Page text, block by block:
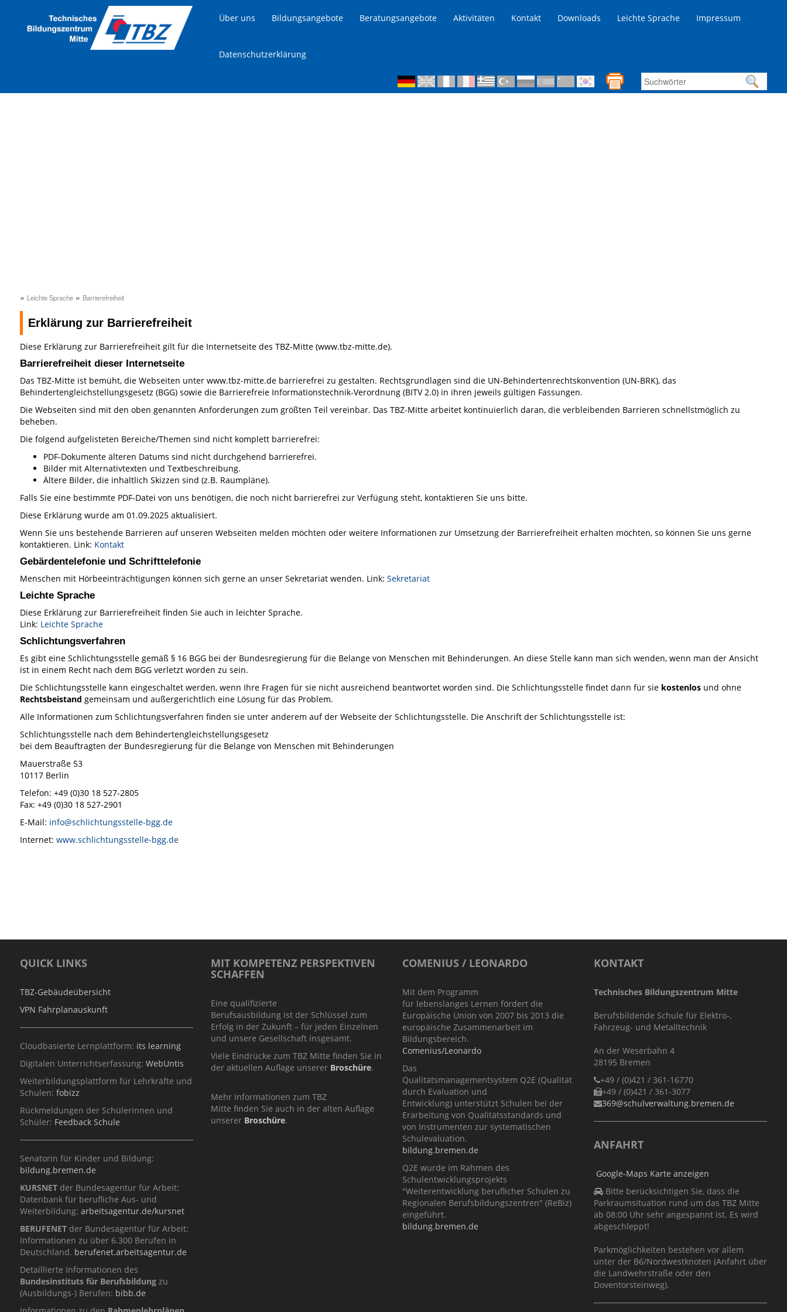
Über uns Bildungsangebote Beratungsangebote Aktivitäten Kontakt Downloads Leichte Sprache Impressum
Datenschutzerklärung
» Leichte Sprache» Barrierefreiheit
Erklärung zur Barrierefreiheit
Diese Erklärung zur Barrierefreiheit gilt für die Internetseite des TBZ-Mitte (www.tbz-mitte.de).
Barrierefreiheit dieser Internetseite
Das TBZ-Mitte ist bemüht, die Webseiten unter www.tbz-mitte.de barrierefrei zu gestalten. Rechtsgrundlagen sind die UN-Behindertenrechtskonvention (UN-BRK), das
Behindertengleichstellungsgesetz (BGG) sowie die Barrierefreie Informationstechnik-Verordnung (BITV 2.0) in ihren jeweils gültigen Fassungen.
Die Webseiten sind mit den oben genannten Anforderungen zum größten Teil vereinbar. Das TBZ-Mitte arbeitet kontinuierlich daran, die verbleibenden Barrieren schnellstmöglich zu
beheben.
Die folgend aufgelisteten Bereiche/Themen sind nicht komplett barrierefrei:
PDF-Dokumente älteren Datums sind nicht durchgehend barrierefrei.
Bilder mit Alternativtexten und Textbeschreibung.
Ältere Bilder, die inhaltlich Skizzen sind (z.B. Raumpläne).
Falls Sie eine bestimmte PDF-Datei von uns benötigen, die noch nicht barrierefrei zur Verfügung steht, kontaktieren Sie uns bitte.
Diese Erklärung wurde am 01.09.2025 aktualisiert.
Wenn Sie uns bestehende Barrieren auf unseren Webseiten melden möchten oder weitere Informationen zur Umsetzung der Barrierefreiheit erhalten möchten, so können Sie uns gerne
kontaktieren. Link: Kontakt
Gebärdentelefonie und Schrifttelefonie
Menschen mit Hörbeeinträchtigungen können sich gerne an unser Sekretariat wenden. Link: Sekretariat
Leichte Sprache
Diese Erklärung zur Barrierefreiheit finden Sie auch in leichter Sprache.
Link: Leichte Sprache
Schlichtungsverfahren
Es gibt eine Schlichtungsstelle gemäß § 16 BGG bei der Bundesregierung für die Belange von Menschen mit Behinderungen. An diese Stelle kann man sich wenden, wenn man der Ansicht
ist in einem Recht nach dem BGG verletzt worden zu sein.
Die Schlichtungsstelle kann eingeschaltet werden, wenn Ihre Fragen für sie nicht ausreichend beantwortet worden sind. Die Schlichtungsstelle findet dann für sie kostenlosund ohne
Rechtsbeistand gemeinsam und außergerichtlich eine Lösung für das Problem.
Alle Informationen zum Schlichtungsverfahren finden sie unter anderem auf der Webseite der Schlichtungsstelle. Die Anschrift der Schlichtungsstelle ist:
Schlichtungsstelle nach dem Behindertengleichstellungsgesetz
bei dem Beauftragten der Bundesregierung für die Belange von Menschen mit Behinderungen
Mauerstraße 53
10117 Berlin
Telefon: +49 (0)30 18 527-2805
Fax: +49 (0)30 18 527-2901
E-Mail: info@schlichtungsstelle-bgg.de
Internet: www.schlichtungsstelle-bgg.de
QUICK LINKS
TBZ-Gebäudeübersicht
VPN Fahrplanauskunft
Cloudbasierte Lernplattform: its learning
Digitalen Unterrichtserfassung: WebUntis
Weiterbildungsplattform für Lehrkräfte und
Schulen: fobizz
Rückmeldungen der Schülerinnen und
Schüler: Feedback Schule
Senatorin für Kinder und Bildung:
bildung.bremen.de
KURSNETder Bundesagentur für Arbeit:
Datenbank für berufliche Aus- und
Weiterbildung: arbeitsagentur.de/kursnet
BERUFENETder Bundesagentur für Arbeit:
Informationen zu über 6.300 Berufen in
Deutschland. berufenet.arbeitsagentur.de
Detaillierte Informationen des
Bundesinstituts für Berufsbildung zu
(Ausbildungs-) Berufen: bibb.de
MIT KOMPETENZ PERSPEKTIVEN
SCHAFFEN
Eine qualifizierte
Berufsausbildung ist der Schlüssel zum
Erfolg in der Zukunft – für jeden Einzelnen
und unsere Gesellschaft insgesamt.
Viele Eindrücke zum TBZ Mitte finden Sie in
der aktuellen Auflage unserer Broschüre.
Mehr Informationen zum TBZ
Mitte finden Sie auch in der alten Auflage
unserer Broschüre.
COMENIUS / LEONARDO
Mit dem Programm
für lebenslanges Lernen fördert die
Europäische Union von 2007 bis 2013 die
europäische Zusammenarbeit im
Bildungsbereich.
Comenius/Leonardo
Das
Qualitätsmanagementsystem Q2E (Qualität
durch Evaluation und
Entwicklung) unterstützt Schulen bei der
Erarbeitung von Qualitätsstandards und
von Instrumenten zur systematischen
Schulevaluation.
bildung.bremen.de
Q2E wurde im Rahmen des
Schulentwicklungsprojekts
"Weiterentwicklung beruflicher Schulen zu
Regionalen Berufsbildungszentren" (ReBiz)
eingeführt.
bildung.bremen.de
KONTAKT
Technisches Bildungszentrum Mitte
Berufsbildende Schule für Elektro-,
Fahrzeug- und Metalltechnik
An der Weserbahn 4
28195 Bremen
+49 / (0)421 / 361-16770
+49 / (0)421 / 361-3077
369@schulverwaltung.bremen.de
ANFAHRT
Google-Maps Karte anzeigen
Bitte berücksichtigen Sie, dass die
Parkraumsituation rund um das TBZ Mitte
ab 08:00 Uhr sehr angespannt ist. Es wird
abgeschleppt!
Parkmöglichkeiten bestehen vor allem
unter der B6/Nordwestknoten (Anfahrt über
die Landwehrstraße oder den
Doventorsteinweg).